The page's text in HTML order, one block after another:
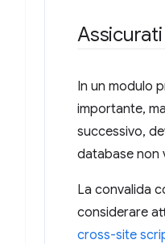
In un modulo
importante,
successivo,
database non
La convalida
considerare
cross-site